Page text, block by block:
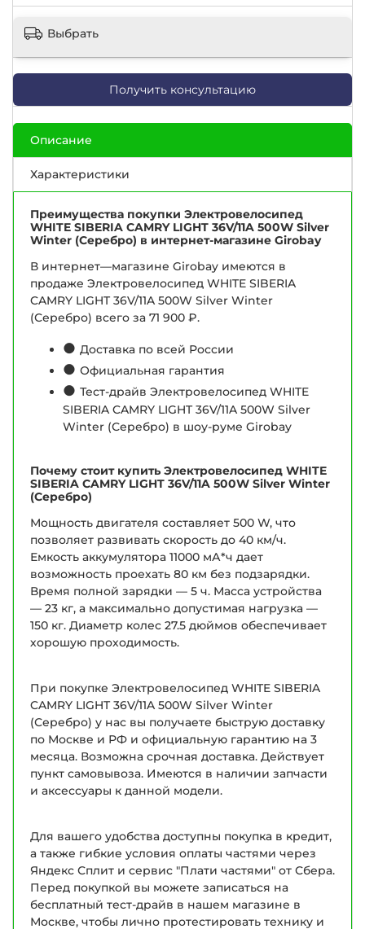
Выбрать
Получить консультацию
Описание
Характеристики
Преимущества покупки Электровелосипед
WHITE SIBERIA CAMRY LIGHT 36V/11A 500W Silver
Winter (Серебро) в интернет-магазине Girobay
В интернет—магазине Girobay имеются в
продаже Электровелосипед WHITE SIBERIA
CAMRY LIGHT 36V/11A 500W Silver Winter
(Серебро) всего за 71 900 ₽.
● Доставка по всей России
● Официальная гарантия
● Тест-драйв Электровелосипед WHITE
SIBERIA CAMRY LIGHT 36V/11A 500W Silver
Winter (Серебро) в шоу-руме Girobay
Почему стоит купить Электровелосипед WHITE
SIBERIA CAMRY LIGHT 36V/11A 500W Silver Winter
(Серебро)
Мощность двигателя составляет 500 W, что
позволяет развивать скорость до 40 км/ч.
Емкость аккумулятора 11000 мА*ч дает
возможность проехать 80 км без подзарядки.
Время полной зарядки — 5 ч. Масса устройства
— 23 кг, а максимально допустимая нагрузка —
150 кг. Диаметр колес 27.5 дюймов обеспечивает
хорошую проходимость.
При покупке Электровелосипед WHITE SIBERIA
CAMRY LIGHT 36V/11A 500W Silver Winter
(Серебро) у нас вы получаете быструю доставку
по Москве и РФ и официальную гарантию на 3
месяца. Возможна срочная доставка. Действует
пункт самовывоза. Имеются в наличии запчасти
и аксессуары к данной модели.
Для вашего удобства доступны покупка в кредит,
а также гибкие условия оплаты частями через
Яндекс Сплит и сервис "Плати частями" от Сбера.
Перед покупкой вы можете записаться на
бесплатный тест-драйв в нашем магазине в
Москве, чтобы лично протестировать технику и